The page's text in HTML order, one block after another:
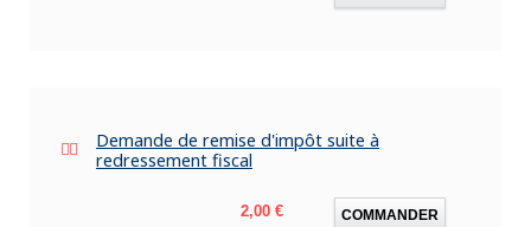
Demande de remise d'impôt suite à
redressement fiscal
Prix
2,00 € COMMANDER